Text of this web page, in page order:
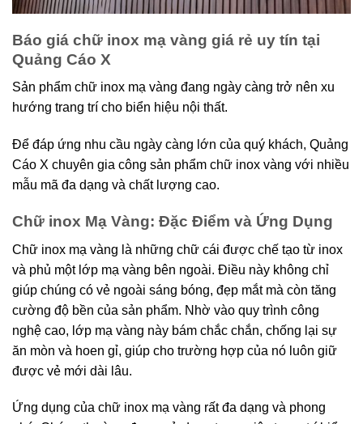
Báo giá chữ inox mạ vàng giá rẻ uy tín tại
Quảng Cáo X
Sản phẩm chữ inox mạ vàng đang ngày càng trở nên xu
hướng trang trí cho biển hiệu nội thất.
Để đáp ứng nhu cầu ngày càng lớn của quý khách, Quảng
Cáo X chuyên gia công sản phẩm chữ inox vàng với nhiều
mẫu mã đa dạng và chất lượng cao.
Chữ inox Mạ Vàng: Đặc Điểm và Ứng Dụng
Chữ inox mạ vàng là những chữ cái được chế tạo từ inox
và phủ một lớp mạ vàng bên ngoài. Điều này không chỉ
giúp chúng có vẻ ngoài sáng bóng, đẹp mắt mà còn tăng
cường độ bền của sản phẩm. Nhờ vào quy trình công
nghệ cao, lớp mạ vàng này bám chắc chắn, chống lại sự
ăn mòn và hoen gỉ, giúp cho trường hợp của nó luôn giữ
được vẻ mới dài lâu.
Ứng dụng của chữ inox mạ vàng rất đa dạng và phong